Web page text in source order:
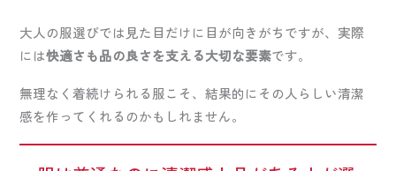
大人の服選びでは見た目だけに目が向きがちですが、実際
には快適さも品の良さを支える大切な要素です。
無理なく着続けられる服こそ、結果的にその人らしい清潔
感を作ってくれるのかもしれません。